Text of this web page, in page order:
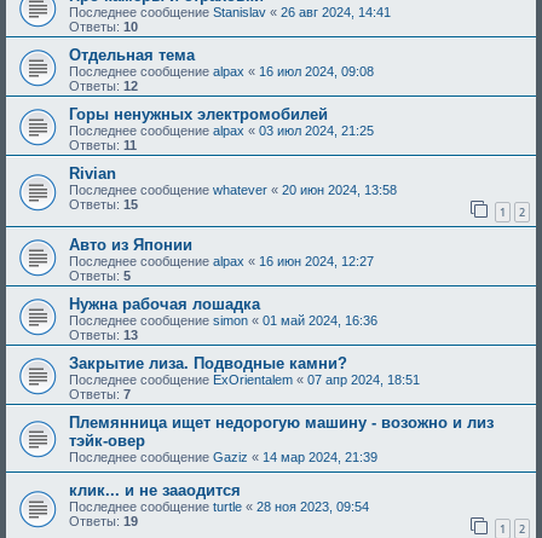
Последнее сообщение Stanislav « 26 авг 2024, 14:41
Ответы: 10
Отдельная тема
Последнее сообщение alpax « 16 июл 2024, 09:08
Ответы: 12
Горы ненужных электромобилей
Последнее сообщение alpax « 03 июл 2024, 21:25
Ответы: 11
Rivian
Последнее сообщение whatever « 20 июн 2024, 13:58
Ответы: 15 1 2
Авто из Японии
Последнее сообщение alpax « 16 июн 2024, 12:27
Ответы: 5
Нужна рабочая лошадка
Последнее сообщение simon « 01 май 2024, 16:36
Ответы: 13
Закрытие лиза. Подводные камни?
Последнее сообщение ExOrientalem « 07 апр 2024, 18:51
Ответы: 7
Племянница ищет недорогую машину - возожно и лиз
тэйк-овер
Последнее сообщение Gaziz « 14 мар 2024, 21:39
клик... и не зааодится
Последнее сообщение turtle « 28 ноя 2023, 09:54
Ответы: 19 1 2